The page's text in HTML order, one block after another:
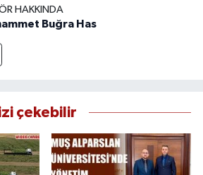
HAKKINDA
Buğra Has
çekebilir